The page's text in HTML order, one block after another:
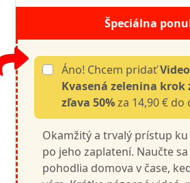
Špeciálna
Áno! Chcem pridať
Kvasená zelenina krok
zľava 50%za 14,90 € do
Okamžitý a trvalý prístup
po jeho zaplatení. Naučte
pohodlia domova v čase,